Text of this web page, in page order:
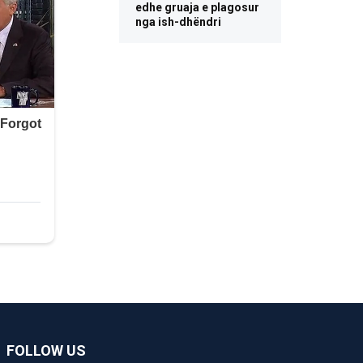
edhe gruaja e plagosur
nga ish-dhëndri
FOLLOW US